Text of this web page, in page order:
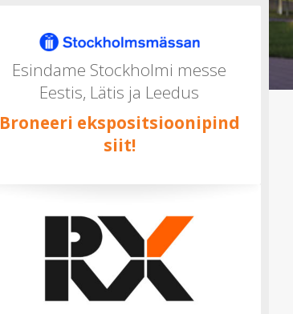
Esindame Stockholmi messe
Eestis, Lätis ja Leedus
Broneeri ekspositsioonipind
siit!